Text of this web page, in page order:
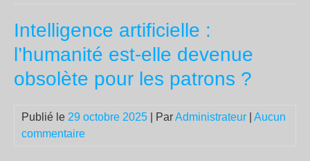
Intelligence artificielle :
l’humanité est-elle devenue
obsolète pour les patrons ?
Publié le 29 octobre 2025 | ParAdministrateur
Aucun
commentaire